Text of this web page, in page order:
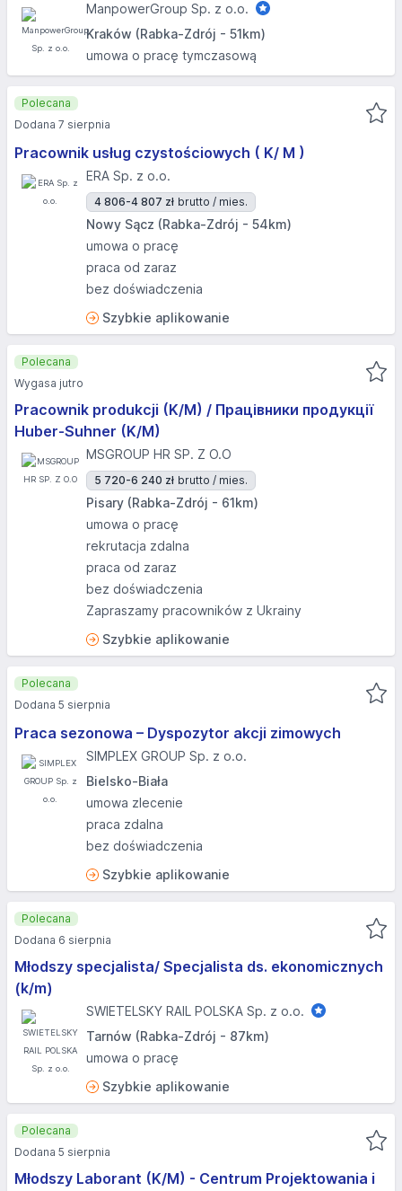
ManpowerGroup Sp. z o.o.
Kraków (Rabka-Zdrój - 51km)
umowa o pracę tymczasową
Pracownik usług czystościowych ( K/ M )
ERA Sp. z o.o.
4 806-4 807 zł brutto / mies.
Nowy Sącz (Rabka-Zdrój - 54km)
umowa o pracę
praca od zaraz
bez doświadczenia
Szybkie aplikowanie
Polecana
Dodana 7 sierpnia
Pracownik produkcji (K/M) / Працівники продукції
Huber-Suhner (K/M)
MSGROUP HR SP. Z O.O
5 720-6 240 zł brutto / mies.
Pisary (Rabka-Zdrój - 61km)
umowa o pracę
rekrutacja zdalna
praca od zaraz
bez doświadczenia
Zapraszamy pracowników z Ukrainy
Szybkie aplikowanie
Polecana
Wygasa jutro
Praca sezonowa – Dyspozytor akcji zimowych
SIMPLEX GROUP Sp. z o.o.
Bielsko-Biała
umowa zlecenie
praca zdalna
bez doświadczenia
Szybkie aplikowanie
Polecana
Dodana 5 sierpnia
Młodszy specjalista/ Specjalista ds. ekonomicznych
(k/m)
SWIETELSKY RAIL POLSKA Sp. z o.o.
Tarnów (Rabka-Zdrój - 87km)
umowa o pracę
Szybkie aplikowanie
Polecana
Dodana 6 sierpnia
Młodszy Laborant (K/M) - Centrum Projektowania i
Polecana
Dodana 5 sierpnia